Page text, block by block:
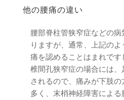
他の腰痛の違い
腰部脊柱管狭窄症などの病
りますが、通常、上記の
痛を認めることはまれで
椎間孔狭窄症の場合には、
されるので、痛みが下肢
多く、末梢神経障害による